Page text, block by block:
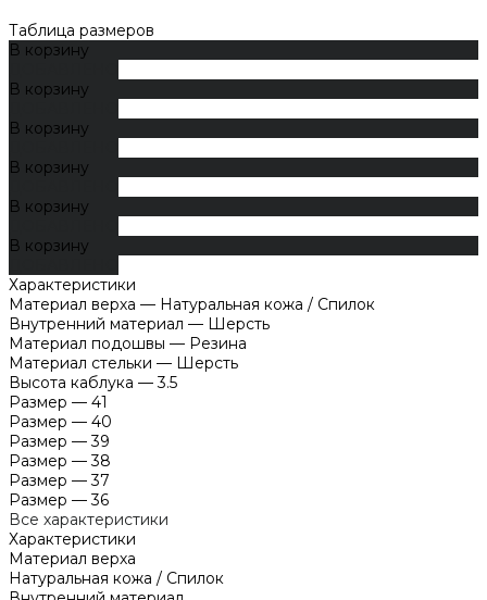
Таблица размеров
В корзину
В корзину
В корзину
В корзину
В корзину
В корзину
Характеристики
Материал верха — Натуральная кожа / Спилок
Внутренний материал — Шерсть
Материал подошвы — Резина
Материал стельки — Шерсть
Высота каблука — 3.5
Размер — 41
Размер — 40
Размер — 39
Размер — 38
Размер — 37
Размер — 36
Все характеристики
Характеристики
Материал верха
Натуральная кожа / Спилок